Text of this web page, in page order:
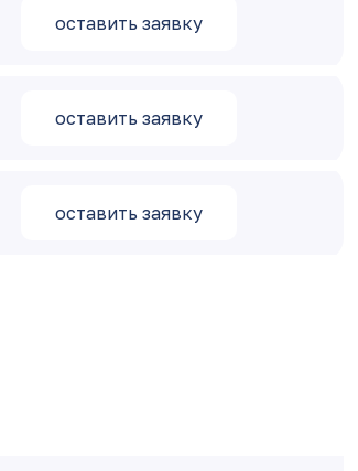
оставить заявку
оставить заявку
оставить заявку